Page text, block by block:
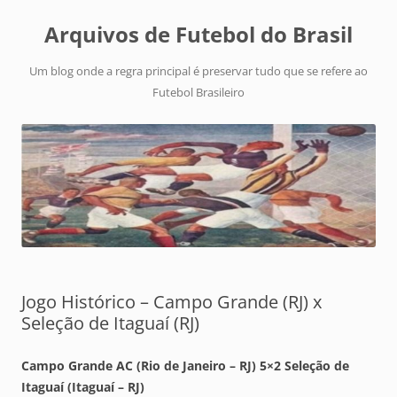
Arquivos de Futebol do Brasil
Um blog onde a regra principal é preservar tudo que se refere ao
Futebol Brasileiro
Jogo Histórico – Campo Grande (RJ) x
Seleção de Itaguaí (RJ)
Campo Grande AC (Rio de Janeiro – RJ) 5×2 Seleção de
Itaguaí (Itaguaí – RJ)